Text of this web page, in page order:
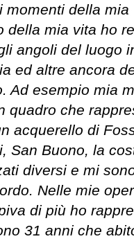
momenti della
della mia vita ho
angoli del luogo
ed altre ancora
Ad esempio mia
quadro che
acquerello di
San Buono, la
diversi e mi
Nelle mie
di più ho
31 anni che